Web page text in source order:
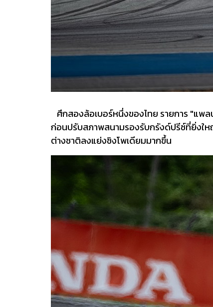
ศึกสองล้อเบอร์หนึ่งของไทย รายการ "แพ
ก่อนปรับสภาพสนามรองรับกรังด์ปรีซ์ที่ยิ่งใ
ต่างชาติลงแย่งชิงโพเดียมมากขึ้น